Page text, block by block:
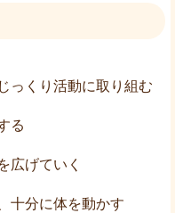
っくり活動に取り組む
る
広げていく
十分に体を動かす